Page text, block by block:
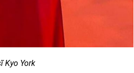
Kyo York